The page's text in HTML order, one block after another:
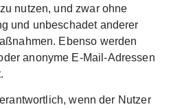
nutzen, und zwar ohne
und unbeschadet anderer
Ebenso werden
anonyme E-Mail-Adressen
wenn der Nutzer